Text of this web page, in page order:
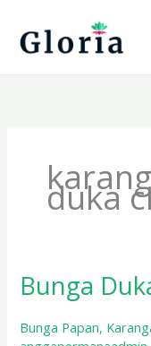
konten
duka
Bunga
Bunga Papan,
Bunga
Dukacita